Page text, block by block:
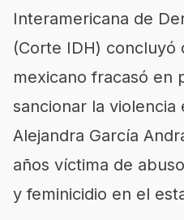
Interamericana de
(Corte IDH) concluyó
mexicano fracasó en
sancionar la violencia
Alejandra García
años víctima de
y feminicidio en el